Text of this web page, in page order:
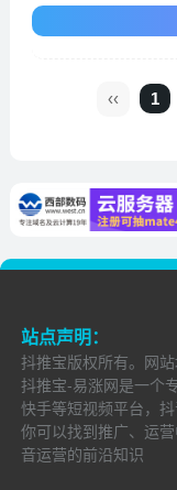
‹‹ 1
站点声明：
抖推宝版权所有。 网
抖推宝-易涨网是一个
快手等短视频平台，
你可以找到推广、运
音运营的前沿知识